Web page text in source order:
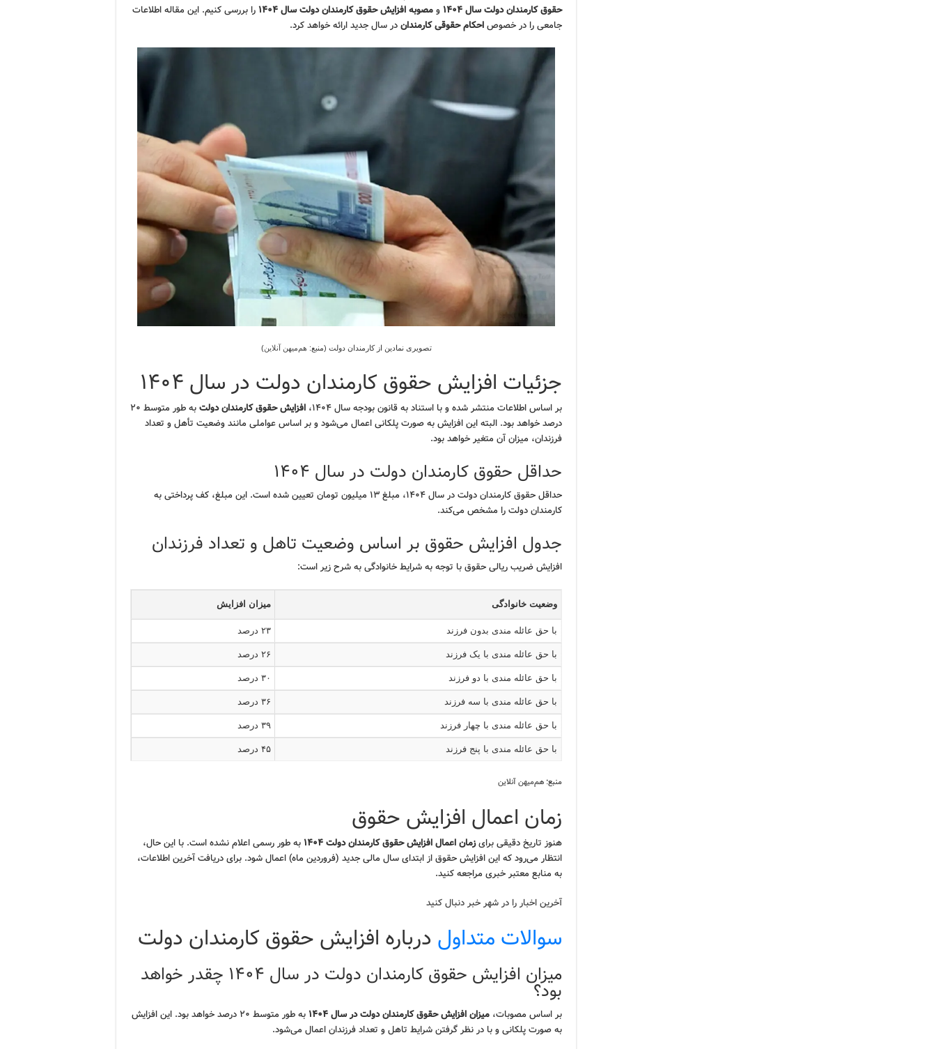
حقوق کارمندان دولت سال ۱۴۰۴
ومصوبه افزایش حقوق کارمندان دولت سال ۱۴۰۴
را بررسی کنیم. این مقاله اطلاعات
جامعی را در خصوصاحکام حقوقی کارمنداندر سال جدید ارائه خواهد کرد.
تصویری نمادین از کارمندان دولت (منبع: هم‌میهن آنلاین)
جزئیات افزایش حقوق کارمندان دولت در سال ۱۴۰۴
بر اساس اطلاعات منتشر شده و با استناد به قانون بودجه سال ۱۴۰۴، افزایش حقوق کارمندان دولت
به طور متوسط ۲۰
درصد خواهد بود. البته این افزایش به صورت پلکانی اعمال می‌شود و بر اساس عواملی مانند وضعیت تأهل و تعداد
فرزندان، میزان آن متغیر خواهد بود.
حداقل حقوق کارمندان دولت در سال ۱۴۰۴
حداقل حقوق کارمندان دولت در سال ۱۴۰۴، مبلغ ۱۳ میلیون تومان تعیین شده است. این مبلغ، کف پرداختی به
کارمندان دولت را مشخص می‌کند.
جدول افزایش حقوق بر اساس وضعیت تاهل و تعداد فرزندان
افزایش ضریب ریالی حقوق با توجه به شرایط خانوادگی به شرح زیر است:
وضعیت خانوادگی میزان افزایش
با حق عائله مندی بدون فرزند ۲۳ درصد
با حق عائله مندی با یک فرزند ۲۶ درصد
با حق عائله مندی با دو فرزند ۳۰ درصد
با حق عائله مندی با سه فرزند ۳۶ درصد
با حق عائله مندی با چهار فرزند ۳۹ درصد
با حق عائله مندی با پنج فرزند ۴۵ درصد
منبع: هم‌میهن آنلاین
زمان اعمال افزایش حقوق
هنوز تاریخ دقیقی برایزمان اعمال افزایش حقوق کارمندان دولت ۱۴۰۴
به طور رسمی اعلام نشده است. با این حال،
انتظار می‌رود که این افزایش حقوق از ابتدای سال مالی جدید (فروردین ماه) اعمال شود. برای دریافت آخرین اطلاعات،
به منابع معتبر خبری مراجعه کنید.
آخرین اخبار را در شهر خبر دنبال کنید
سوالات متداول درباره افزایش حقوق کارمندان دولت
میزان افزایش حقوق کارمندان دولت در سال ۱۴۰۴ چقدر خواهد
بود؟
بر اساس مصوبات، میزان افزایش حقوق کارمندان دولت در سال ۱۴۰۴
به طور متوسط ۲۰ درصد خواهد بود. این افزایش
به صورت پلکانی و با در نظر گرفتن شرایط تاهل و تعداد فرزندان اعمال می‌شود.